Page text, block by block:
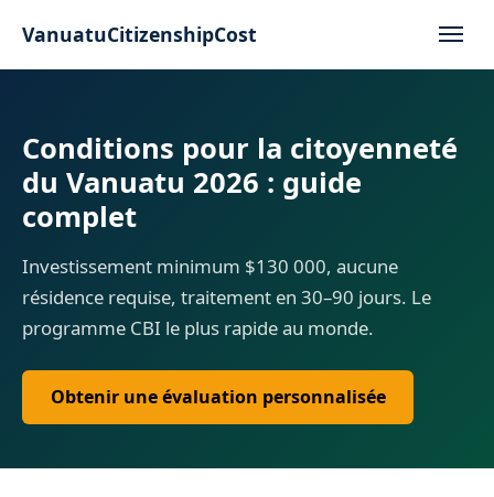
VanuatuCitizenshipCost
Conditions pour la citoyenneté
du Vanuatu 2026 : guide
complet
Investissement minimum $130 000, aucune
résidence requise, traitement en 30–90 jours. Le
programme CBI le plus rapide au monde.
Obtenir une évaluation personnalisée